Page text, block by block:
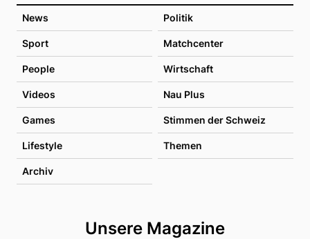
News Politik
Sport Matchcenter
People Wirtschaft
Videos Nau Plus
Games Stimmen der Schweiz
Lifestyle Themen
Archiv
Unsere Magazine